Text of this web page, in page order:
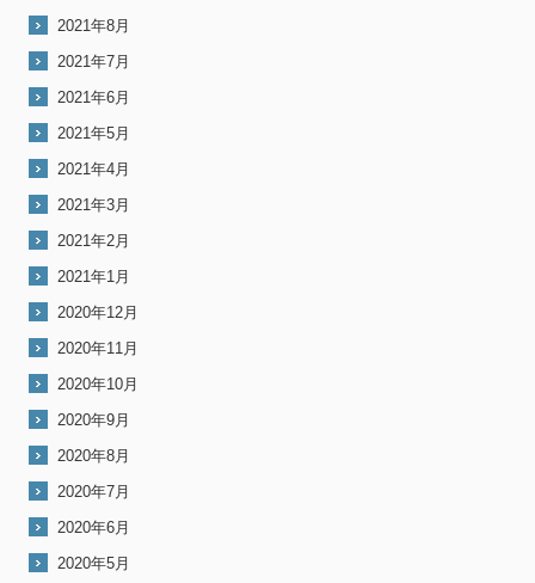
2021年8月
2021年7月
2021年6月
2021年5月
2021年4月
2021年3月
2021年2月
2021年1月
2020年12月
2020年11月
2020年10月
2020年9月
2020年8月
2020年7月
2020年6月
2020年5月